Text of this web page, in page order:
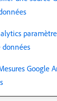
données
Google